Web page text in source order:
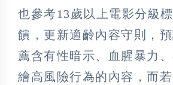
也參考13歲以上電影分級
饋，更新適齡內容守則，
薦含有性暗示、血腥暴力
繪高風險行為的內容，而